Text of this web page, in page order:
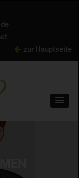
zur Hauptseite